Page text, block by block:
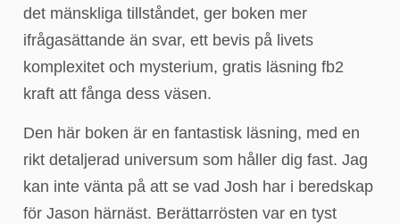
det mänskliga tillståndet, ger boken mer
ifrågasättande än svar, ett bevis på livets
komplexitet och mysterium, gratis läsning fb2
kraft att fånga dess väsen.
Den här boken är en fantastisk läsning, med en
rikt detaljerad universum som håller dig fast. Jag
kan inte vänta på att se vad Josh har i beredskap
för Jason härnäst. Berättarrösten var en tyst